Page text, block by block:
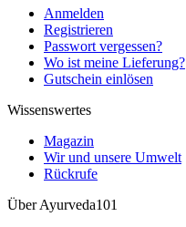
Anmelden
Registrieren
Passwort vergessen?
Wo ist meine Lieferung?
Gutschein einlösen
Wissenswertes
Magazin
Wir und unsere Umwelt
Rückrufe
Über Ayurveda101